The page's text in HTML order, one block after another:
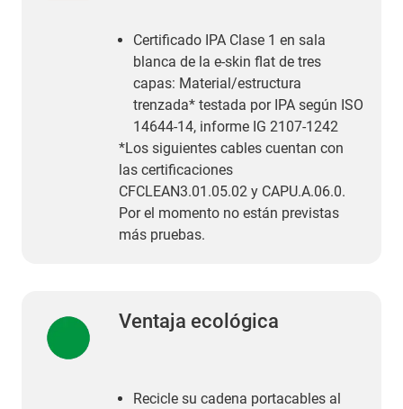
Certificado IPA Clase 1 en sala
blanca de la e-skin flat de tres
capas: Material/estructura
trenzada* testada por IPA según ISO
14644-14, informe IG 2107-1242
*Los siguientes cables cuentan con
las certificaciones
CFCLEAN3.01.05.02 y CAPU.A.06.0.
Por el momento no están previstas
más pruebas.
Ventaja ecológica
Recicle su cadena portacables al